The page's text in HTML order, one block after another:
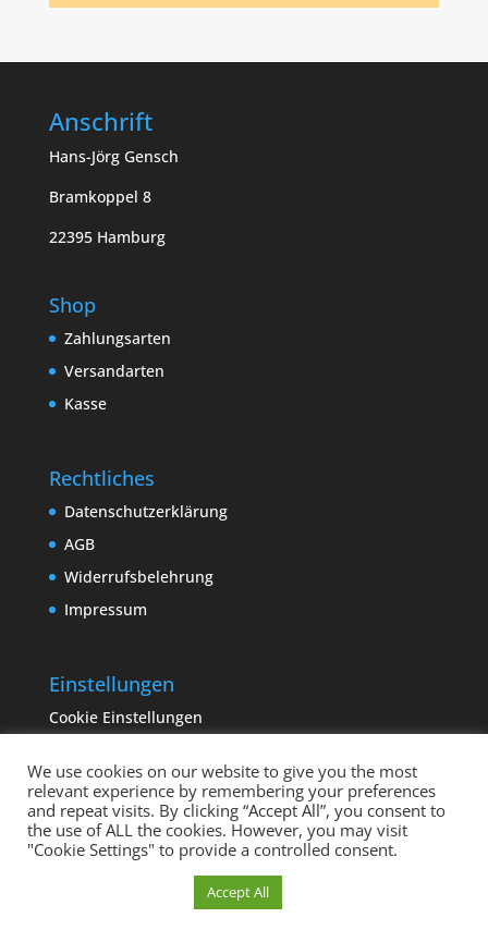
Anschrift
Hans-Jörg Gensch
Bramkoppel 8
22395 Hamburg
Shop
Zahlungsarten
Versandarten
Kasse
Rechtliches
Datenschutzerklärung
AGB
Widerrufsbelehrung
Impressum
Einstellungen
Cookie Einstellungen
Copyright sempervivum.info 2023 | Designed by
binderland.de| Supported by
We use cookies on our website to give you the most
relevant experience by remembering your preferences
and repeat visits. By clicking “Accept All”, you consent to
the use of ALL the cookies. However, you may visit
"Cookie Settings" to provide a controlled consent.
Accept All